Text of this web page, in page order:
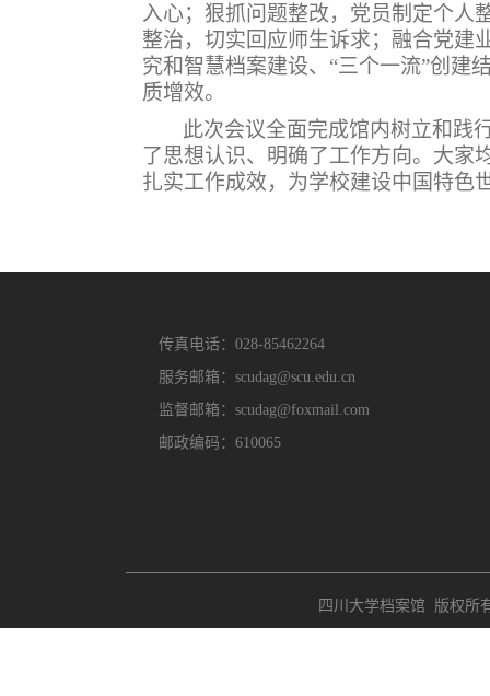
入心；狠抓问题整改，党员制定个人
整治，切实回应师生诉求；融合党建
究和智慧档案建设、“三个一流”创建
质增效。
此次会议全面完成馆内树立和践
了思想认识、明确了工作方向。大家
扎实工作成效，为学校建设中国特色
传真电话：028-85462264
服务邮箱：scudag@scu.edu.cn
监督邮箱：scudag@foxmail.com
邮政编码：610065
四川大学档案馆 版权所